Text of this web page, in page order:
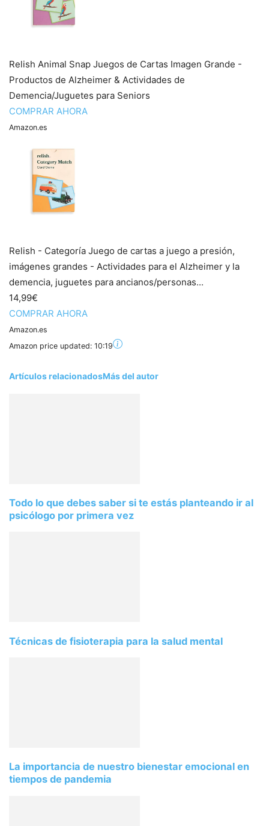
Relish Animal Snap Juegos de Cartas Imagen Grande -
Productos de Alzheimer & Actividades de
Demencia/Juguetes para Seniors
COMPRAR AHORA
Amazon.es
Relish - Categoría Juego de cartas a juego a presión,
imágenes grandes - Actividades para el Alzheimer y la
demencia, juguetes para ancianos/personas...
14,99€
COMPRAR AHORA
Amazon.es
Amazon price updated: 10:19
Artículos relacionadosMás del autor
Todo lo que debes saber si te estás planteando ir al
psicólogo por primera vez
Técnicas de fisioterapia para la salud mental
La importancia de nuestro bienestar emocional en
tiempos de pandemia